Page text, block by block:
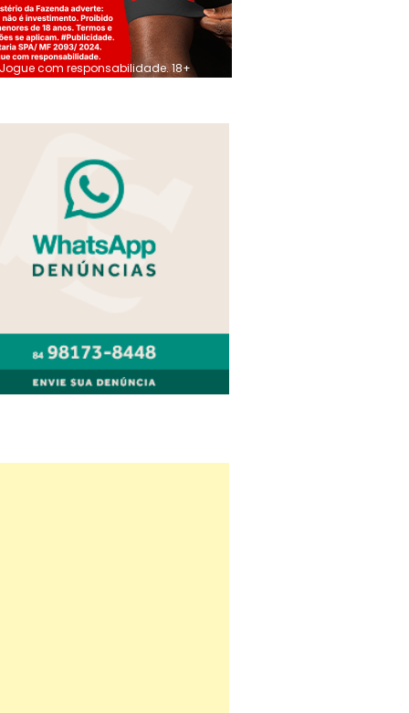
Jogue com responsabilidade. 18+